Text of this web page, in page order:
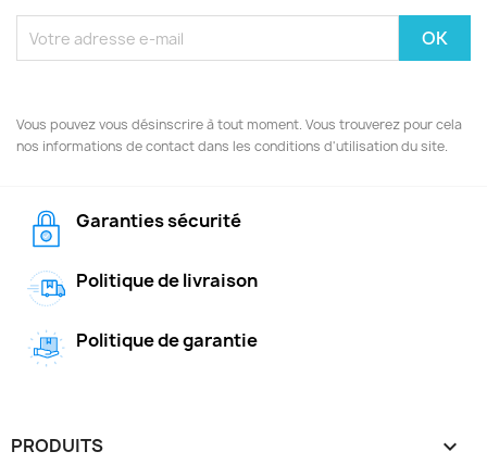
Vous pouvez vous désinscrire à tout moment. Vous trouverez pour cela
nos informations de contact dans les conditions d'utilisation du site.
Garanties sécurité
Politique de livraison
Politique de garantie
PRODUITS 